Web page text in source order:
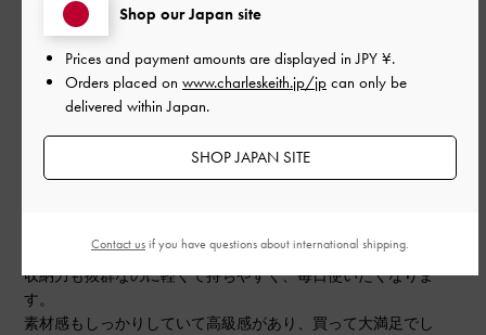
すくて本当にお気に入りです。
収納力も抜群なのに軽くて持ち
やすく、毎日使いたくなりま
す。
くて本当にお気に入りです。
収納力も抜群なのに軽くて持ちやすく、毎日使いたくなりま
す。
素材感もしっかりしていて高級感があり、買って大満足でし
Shop our Japan site
Prices and payment amounts are displayed inJPY ¥.
Orders placed on www.charleskeith.jp/jp can only be
delivered within Japan.
SHOP JAPAN SITE
Contact usif you have questions about international shipping.